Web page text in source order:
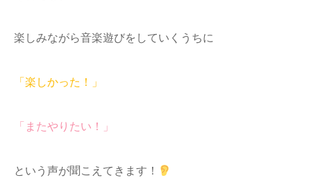
楽しみながら音楽遊びをしていくうちに
「楽しかった！」
「またやりたい！」
という声が聞こえてきます！